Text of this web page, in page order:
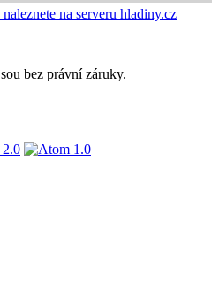
na serveru hladiny.cz
bez právní záruky.